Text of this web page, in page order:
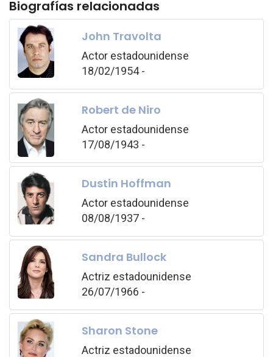
Biografías relacionadas
John Travolta
Actor estadounidense
18/02/1954 -
Robert de Niro
Actor estadounidense
17/08/1943 -
Dustin Hoffman
Actor estadounidense
08/08/1937 -
Sandra Bullock
Actriz estadounidense
26/07/1966 -
Sharon Stone
Actriz estadounidense